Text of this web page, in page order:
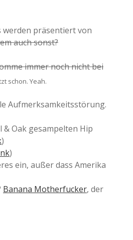
werden präsentiert von
auch sonst?
immer noch nicht bei
schon. Yeah.
Aufmerksamkeitsstörung.
& Oak gesampelten Hip
)
)
ein, außer dass Amerika
Banana Motherfucker, der